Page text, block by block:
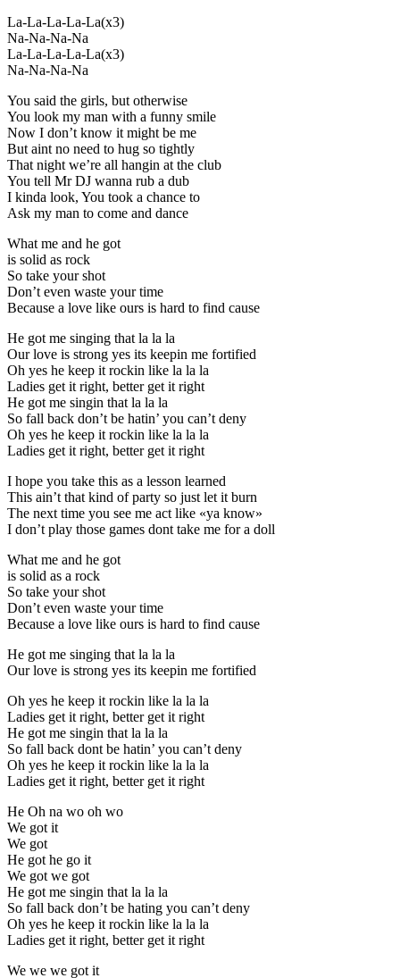
La-La-La-La-La(x3)
Na-Na-Na-Na
La-La-La-La-La(x3)
Na-Na-Na-Na
You said the girls, but otherwise
You look my man with a funny smile
Now I don’t know it might be me
But aint no need to hug so tightly
That night we’re all hangin at the club
You tell Mr DJ wanna rub a dub
I kinda look, You took a chance to
Ask my man to come and dance
What me and he got
is solid as rock
So take your shot
Don’t even waste your time
Because a love like ours is hard to find cause
He got me singing that la la la
Our love is strong yes its keepin me fortified
Oh yes he keep it rockin like la la la
Ladies get it right, better get it right
He got me singin that la la la
So fall back don’t be hatin’ you can’t deny
Oh yes he keep it rockin like la la la
Ladies get it right, better get it right
I hope you take this as a lesson learned
This ain’t that kind of party so just let it burn
The next time you see me act like «ya know»
I don’t play those games dont take me for a doll
What me and he got
is solid as a rock
So take your shot
Don’t even waste your time
Because a love like ours is hard to find cause
He got me singing that la la la
Our love is strong yes its keepin me fortified
Oh yes he keep it rockin like la la la
Ladies get it right, better get it right
He got me singin that la la la
So fall back dont be hatin’ you can’t deny
Oh yes he keep it rockin like la la la
Ladies get it right, better get it right
He Oh na wo oh wo
We got it
We got
He got he go it
We got we got
He got me singin that la la la
So fall back don’t be hating you can’t deny
Oh yes he keep it rockin like la la la
Ladies get it right, better get it right
We we we got it